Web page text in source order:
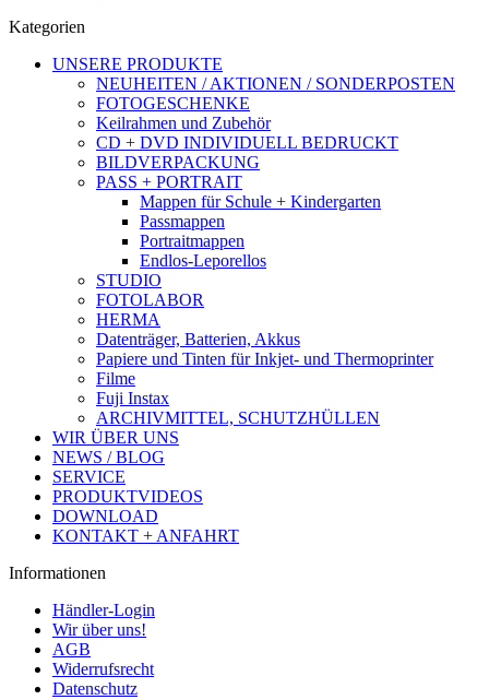
Kategorien
UNSERE PRODUKTE
NEUHEITEN / AKTIONEN / SONDERPOSTEN
FOTOGESCHENKE
Keilrahmen und Zubehör
CD + DVD INDIVIDUELL BEDRUCKT
BILDVERPACKUNG
PASS + PORTRAIT
Mappen für Schule + Kindergarten
Passmappen
Portraitmappen
Endlos-Leporellos
STUDIO
FOTOLABOR
HERMA
Datenträger, Batterien, Akkus
Papiere und Tinten für Inkjet- und Thermoprinter
Filme
Fuji Instax
ARCHIVMITTEL, SCHUTZHÜLLEN
WIR ÜBER UNS
NEWS / BLOG
SERVICE
PRODUKTVIDEOS
DOWNLOAD
KONTAKT + ANFAHRT
Informationen
Händler-Login
Wir über uns!
AGB
Widerrufsrecht
Datenschutz